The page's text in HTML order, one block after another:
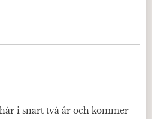
i snart två år och kommer